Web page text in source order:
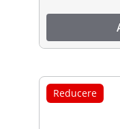
Reducere